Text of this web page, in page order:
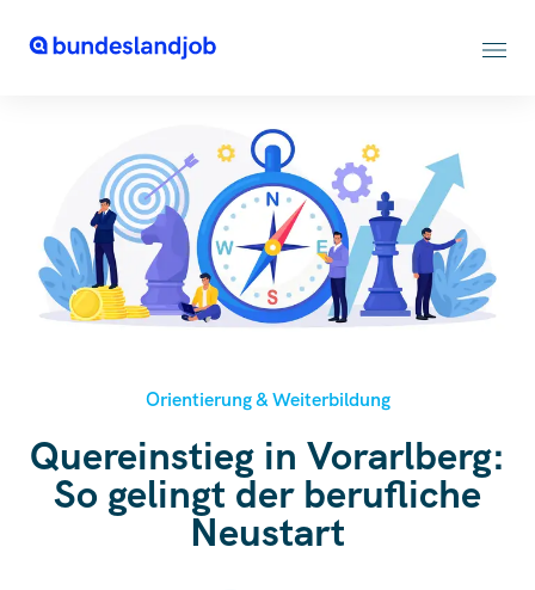
Orientierung & Weiterbildung
Quereinstieg in Vorarlberg:
So gelingt der berufliche
Neustart